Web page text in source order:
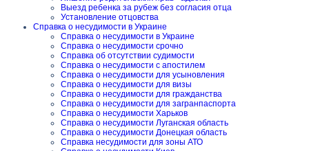
Выезд ребенка за рубеж без согласия отца
Установление отцовства
Справка о несудимости в Украине
Справка о несудимости в Украине
Справка о несудимости срочно
Справка об отсутствии судимости
Справка о несудимости с апостилем
Справка о несудимости для усыновления
Справка о несудимости для визы
Справка о несудимости для гражданства
Справка о несудимости для загранпаспорта
Справка о несудимости Харьков
Справка о несудимости Луганская область
Справка о несудимости Донецкая область
Справка несудимости для зоны АТО